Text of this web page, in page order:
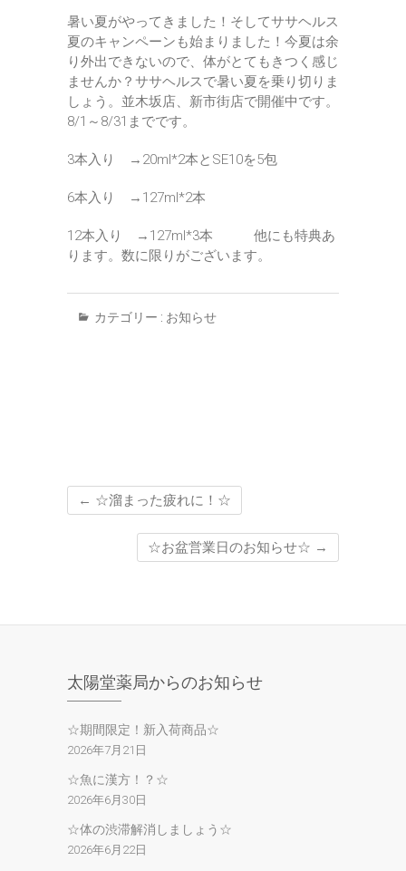
暑い夏がやってきました！そしてササヘルス
夏のキャンペーンも始まりました！今夏は余
り外出できないので、体がとてもきつく感じ
ませんか？ササヘルスで暑い夏を乗り切りま
しょう。並木坂店、新市街店で開催中です。
8/1～8/31までです。
3本入り →20ml*2本とSE10を5包
6本入り →127ml*2本
12本入り →127ml*3本 他にも特典あ
ります。数に限りがございます。
カテゴリー : お知らせ
← ☆溜まった疲れに！☆
☆お盆営業日のお知らせ☆ →
太陽堂薬局からのお知らせ
☆期間限定！新入荷商品☆
2026年7月21日
☆魚に漢方！？☆
2026年6月30日
☆体の渋滞解消しましょう☆
2026年6月22日